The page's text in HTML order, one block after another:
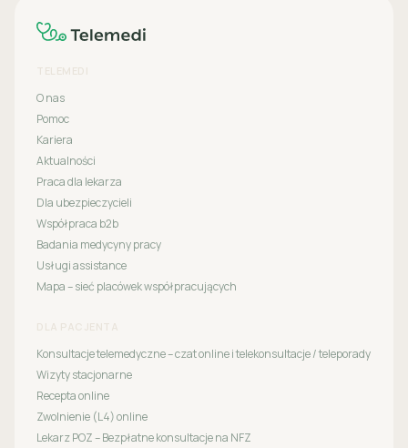
TELEMEDI
O nas
Pomoc
Kariera
Aktualności
Praca dla lekarza
Dla ubezpieczycieli
Współpraca b2b
Badania medycyny pracy
Usługi assistance
Mapa – sieć placówek współpracujących
DLA PACJENTA
Konsultacje telemedyczne – czat online i telekonsultacje / teleporady
Wizyty stacjonarne
Recepta online
Zwolnienie (L4) online
Lekarz POZ – Bezpłatne konsultacje na NFZ